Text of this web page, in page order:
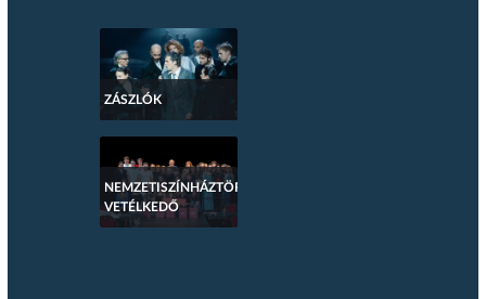
ZÁSZLÓK
NEMZETISZÍNHÁZTÖRTÉNETI
VETÉLKEDŐ